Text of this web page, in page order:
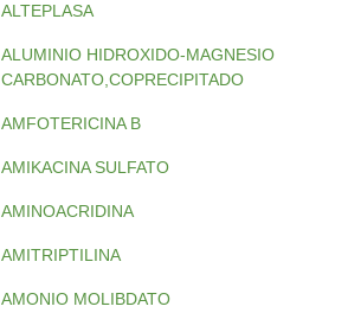
ALTEPLASA
ALUMINIO HIDROXIDO-MAGNESIO
CARBONATO,COPRECIPITADO
AMFOTERICINA B
AMIKACINA SULFATO
AMINOACRIDINA
AMITRIPTILINA
AMONIO MOLIBDATO